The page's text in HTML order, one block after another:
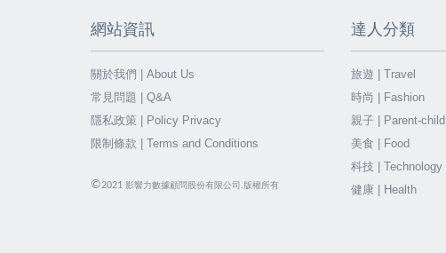
網站資訊
關於我們 | About Us
常見問題 | Q&A
隱私政策 | Policy Privacy
限制條款 | Terms and Conditions
©2021 影響力數據顧問股份有限公司.版權所有
達人分類
旅遊 | Travel
時尚 | Fashion
親子 | Parent-child
美食 | Food
科技 | Technology
健康 | Health